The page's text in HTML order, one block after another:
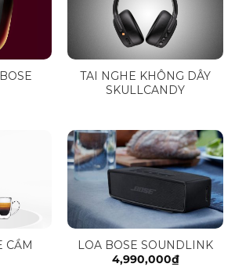
TAI NGHE KHÔNG DÂY
SKULLCANDY
CẦM
LOA BOSE SOUNDLINK
4,990,000₫